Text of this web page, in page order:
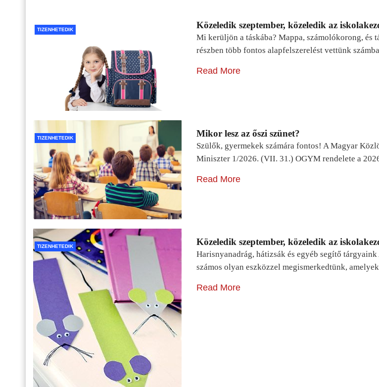
TIZENHETEDIK Közeledik szeptember, közeledik az
Mi kerüljön a táskába? Mappa, számolókorong, és
részben több fontos alapfelszerelést vettünk
Read More
TIZENHETEDIK Mikor lesz az őszi szünet?
Szülők, gyermekek számára fontos! A Magyar
Miniszter 1/2026. (VII. 31.) OGYM rendelete a
Read More
TIZENHETEDIK Közeledik szeptember, közeledik az
Harisnyanadrág, hátizsák és egyéb segítő
számos olyan eszközzel megismerkedtünk,
Read More